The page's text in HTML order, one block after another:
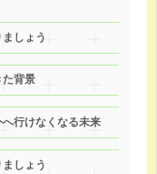
しょう
た背景
行けなくなる未来
しょう